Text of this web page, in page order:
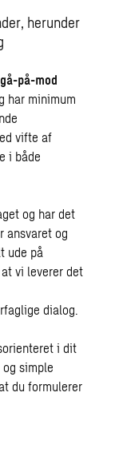
herunder
på-mod
har minimum
vifte af
i både
og har det
ansvaret og
ude på
vi leverer det
dialog.
i dit
simple
du formulerer